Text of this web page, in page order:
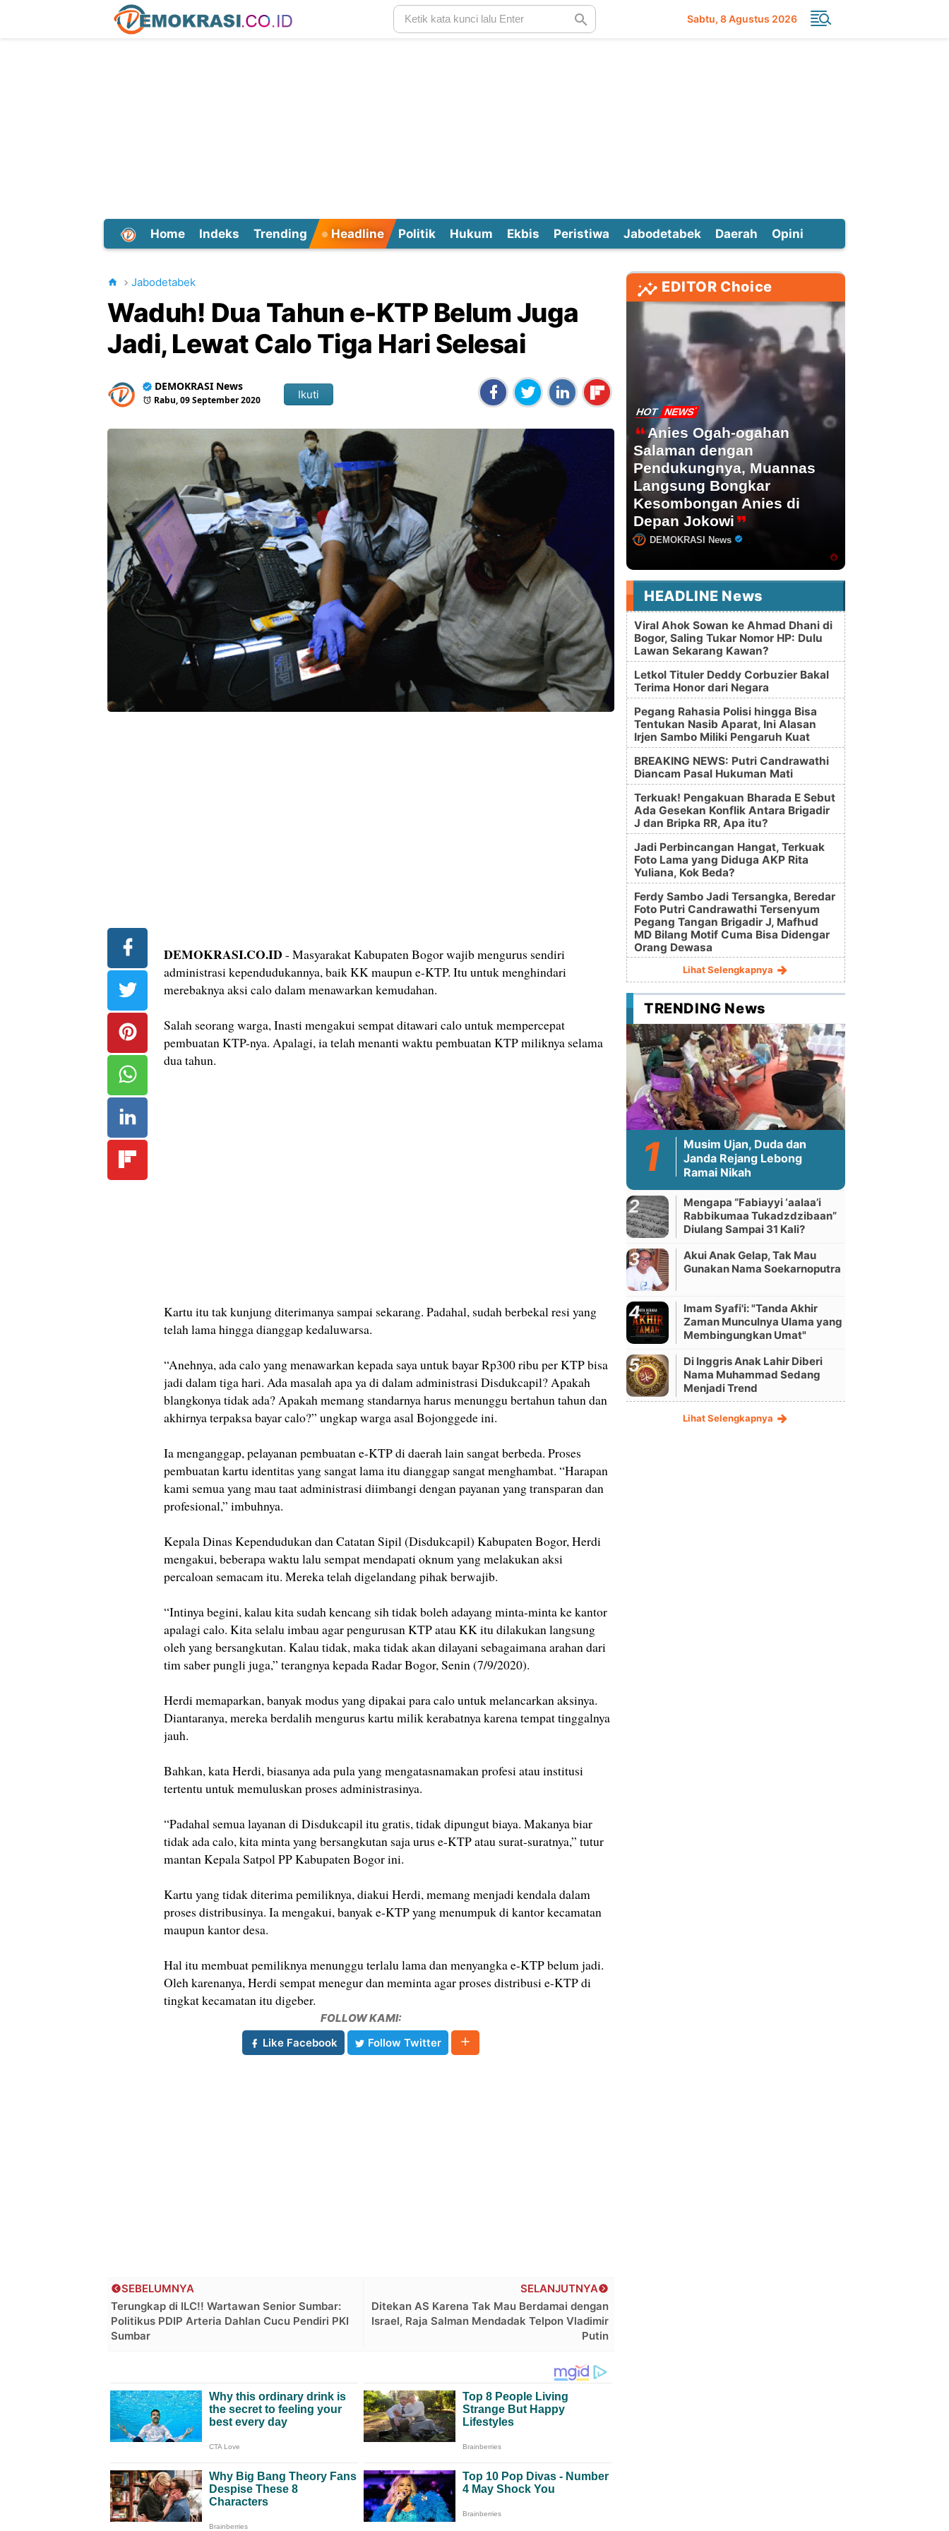
Sabtu 8 Agustus 2026
Home Indeks Trending Headline Politik Hukum Ekbis Peristiwa Jabodetabek Daerah Opini
Jabodetabek
Waduh! Dua Tahun e-KTP Belum Juga
Jadi, Lewat Calo Tiga Hari Selesai
DEMOKRASI News
Rabu, 09 September 2020 Ikuti
DEMOKRASI.CO.ID - Masyarakat Kabupaten Bogor wajib mengurus sendiri
administrasi kependudukannya, baik KK maupun e-KTP. Itu untuk menghindari
merebaknya aksi calo dalam menawarkan kemudahan.
Salah seorang warga, Inasti mengakui sempat ditawari calo untuk mempercepat
pembuatan KTP-nya. Apalagi, ia telah menanti waktu pembuatan KTP miliknya selama
dua tahun.
Kartu itu tak kunjung diterimanya sampai sekarang. Padahal, sudah berbekal resi yang
telah lama hingga dianggap kedaluwarsa.
“Anehnya, ada calo yang menawarkan kepada saya untuk bayar Rp300 ribu per KTP bisa
jadi dalam tiga hari. Ada masalah apa ya di dalam administrasi Disdukcapil? Apakah
blangkonya tidak ada? Apakah memang standarnya harus menunggu bertahun tahun dan
akhirnya terpaksa bayar calo?” ungkap warga asal Bojonggede ini.
Ia menganggap, pelayanan pembuatan e-KTP di daerah lain sangat berbeda. Proses
pembuatan kartu identitas yang sangat lama itu dianggap sangat menghambat. “Harapan
kami semua yang mau taat administrasi diimbangi dengan payanan yang transparan dan
profesional,” imbuhnya.
Kepala Dinas Kependudukan dan Catatan Sipil (Disdukcapil) Kabupaten Bogor, Herdi
mengakui, beberapa waktu lalu sempat mendapati oknum yang melakukan aksi
percaloan semacam itu. Mereka telah digelandang pihak berwajib.
“Intinya begini, kalau kita sudah kencang sih tidak boleh adayang minta-minta ke kantor
apalagi calo. Kita selalu imbau agar pengurusan KTP atau KK itu dilakukan langsung
oleh yang bersangkutan. Kalau tidak, maka tidak akan dilayani sebagaimana arahan dari
tim saber pungli juga,” terangnya kepada Radar Bogor, Senin (7/9/2020).
Herdi memaparkan, banyak modus yang dipakai para calo untuk melancarkan aksinya.
Diantaranya, mereka berdalih mengurus kartu milik kerabatnya karena tempat tinggalnya
jauh.
Bahkan, kata Herdi, biasanya ada pula yang mengatasnamakan profesi atau institusi
tertentu untuk memuluskan proses administrasinya.
“Padahal semua layanan di Disdukcapil itu gratis, tidak dipungut biaya. Makanya biar
tidak ada calo, kita minta yang bersangkutan saja urus e-KTP atau surat-suratnya,” tutur
mantan Kepala Satpol PP Kabupaten Bogor ini.
Kartu yang tidak diterima pemiliknya, diakui Herdi, memang menjadi kendala dalam
proses distribusinya. Ia mengakui, banyak e-KTP yang menumpuk di kantor kecamatan
maupun kantor desa.
Hal itu membuat pemiliknya menunggu terlalu lama dan menyangka e-KTP belum jadi.
Oleh karenanya, Herdi sempat menegur dan meminta agar proses distribusi e-KTP di
tingkat kecamatan itu digeber.
FOLLOW KAMI:
Like Facebook
Follow Twitter
SELANJUTNYA
Ditekan AS Karena Tak Mau Berdamai dengan
Israel, Raja Salman Mendadak Telpon Vladimir
Putin
SEBELUMNYA
Terungkap di ILC!! Wartawan Senior Sumbar:
Politikus PDIP Arteria Dahlan Cucu Pendiri PKI
Sumbar
EDITOR Choice
HOT NEWS
Anies Ogah-ogahan
Salaman dengan
Pendukungnya, Muannas
Langsung Bongkar
Kesombongan Anies di
Depan Jokowi
DEMOKRASI News
HEADLINE News
Viral Ahok Sowan ke Ahmad Dhani di
Bogor, Saling Tukar Nomor HP: Dulu
Lawan Sekarang Kawan?
Letkol Tituler Deddy Corbuzier Bakal
Terima Honor dari Negara
Pegang Rahasia Polisi hingga Bisa
Tentukan Nasib Aparat, Ini Alasan
Irjen Sambo Miliki Pengaruh Kuat
BREAKING NEWS: Putri Candrawathi
Diancam Pasal Hukuman Mati
Terkuak! Pengakuan Bharada E Sebut
Ada Gesekan Konflik Antara Brigadir
J dan Bripka RR, Apa itu?
Jadi Perbincangan Hangat, Terkuak
Foto Lama yang Diduga AKP Rita
Yuliana, Kok Beda?
Ferdy Sambo Jadi Tersangka, Beredar
Foto Putri Candrawathi Tersenyum
Pegang Tangan Brigadir J, Mafhud
MD Bilang Motif Cuma Bisa Didengar
Orang Dewasa
Lihat Selengkapnya
TRENDING News
Musim Ujan, Duda dan
Janda Rejang Lebong
Ramai Nikah
Mengapa “Fabiayyi ‘aalaa’i
Rabbikumaa Tukadzdzibaan”
Diulang Sampai 31 Kali?
Akui Anak Gelap, Tak Mau
Gunakan Nama Soekarnoputra
Imam Syafi'i: "Tanda Akhir
Zaman Munculnya Ulama yang
Membingungkan Umat"
Di Inggris Anak Lahir Diberi
Nama Muhammad Sedang
Menjadi Trend
Lihat Selengkapnya